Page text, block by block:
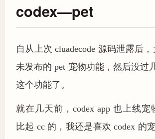
codex—pet
自从上次 cluadecode 源码泄露后
未发布的 pet 宠物功能，然后没过
这个功能了。
就在几天前，codex app 也上线宠
比起 cc 的，我还是喜欢 codex 的